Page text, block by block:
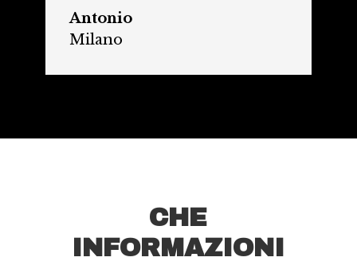
Antonio
Milano
CHE
INFORMAZIONI